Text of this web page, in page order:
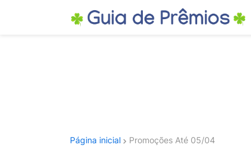
Página inicial Promoções Até 05/04